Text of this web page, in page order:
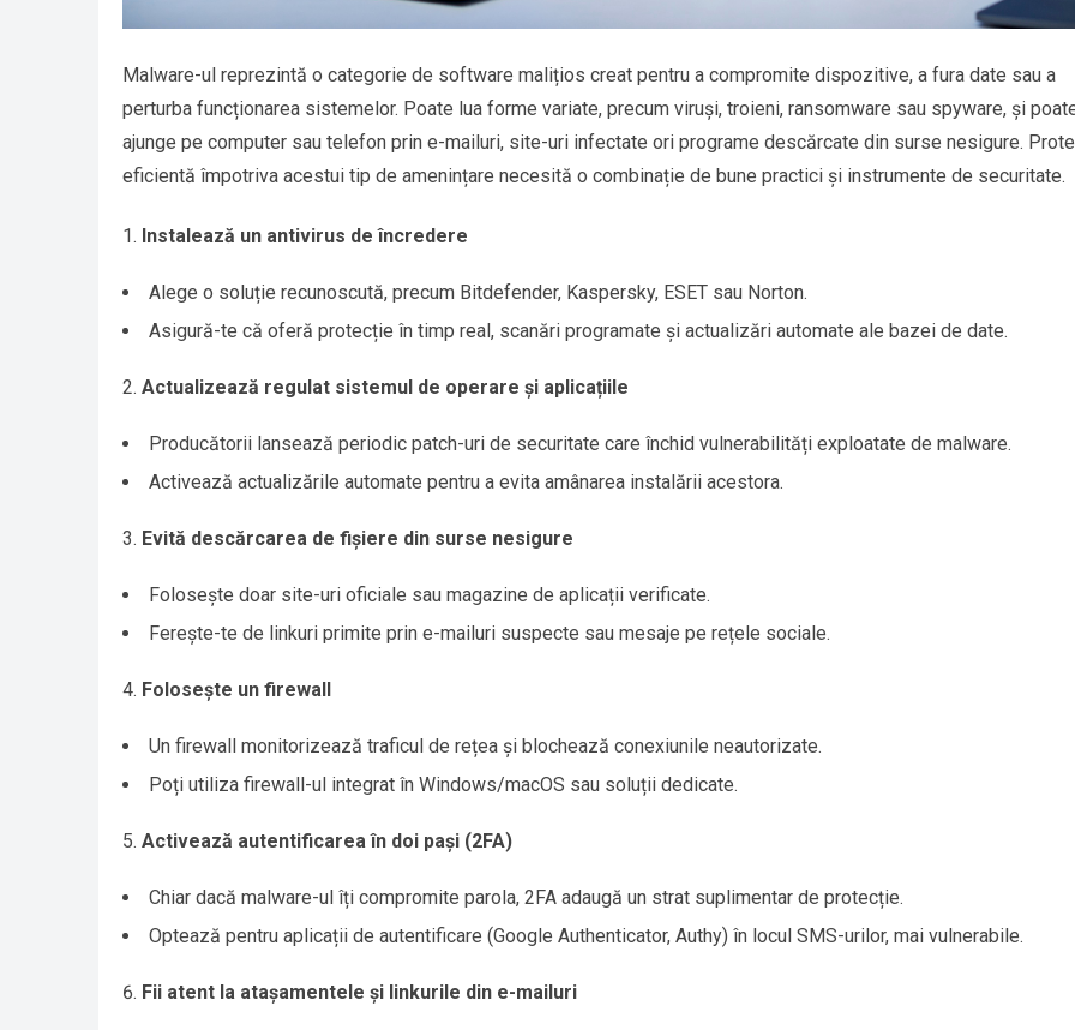
Malware-ul reprezintă o categorie de software malițios creat pentru a compromite dispozitive, a fura date sau a
perturba funcționarea sistemelor. Poate lua forme variate, precum viruși, troieni, ransomware sau spyware, și
ajunge pe computer sau telefon prin e-mailuri, site-uri infectate ori programe descărcate din surse nesigure.
eficientă împotriva acestui tip de amenințare necesită o combinație de bune practici și instrumente de securitate.
Instalează un antivirus de încredere
Alege o soluție recunoscută, precum Bitdefender, Kaspersky, ESET sau Norton.
Asigură-te că oferă protecție în timp real, scanări programate și actualizări automate ale bazei de date.
Actualizează regulat sistemul de operare și aplicațiile
Producătorii lansează periodic patch-uri de securitate care închid vulnerabilități exploatate de malware.
Activează actualizările automate pentru a evita amânarea instalării acestora.
Evită descărcarea de fișiere din surse nesigure
Folosește doar site-uri oficiale sau magazine de aplicații verificate.
Ferește-te de linkuri primite prin e-mailuri suspecte sau mesaje pe rețele sociale.
Folosește un firewall
Un firewall monitorizează traficul de rețea și blochează conexiunile neautorizate.
Poți utiliza firewall-ul integrat în Windows/macOS sau soluții dedicate.
Activează autentificarea în doi pași (2FA)
Chiar dacă malware-ul îți compromite parola, 2FA adaugă un strat suplimentar de protecție.
Optează pentru aplicații de autentificare (Google Authenticator, Authy) în locul SMS-urilor, mai vulnerabile.
Fii atent la atașamentele și linkurile din e-mailuri